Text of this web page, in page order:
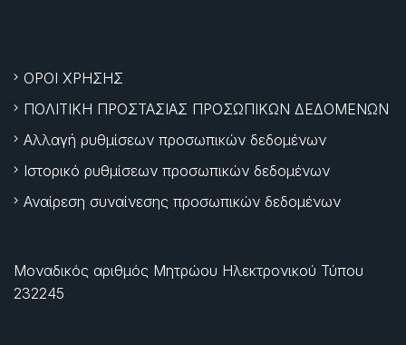
ΟΡΟΙ ΧΡΗΣΗΣ
ΠΟΛΙΤΙΚΗ ΠΡΟΣΤΑΣΙΑΣ ΠΡΟΣΩΠΙΚΩΝ ΔΕΔΟΜΕΝΩΝ
Αλλαγή ρυθμίσεων προσωπικών δεδομένων
Ιστορικό ρυθμίσεων προσωπικών δεδομένων
Αναίρεση συναίνεσης προσωπικών δεδομένων
Μοναδικός αριθμός Μητρώου Ηλεκτρονικού Τύπου
232245